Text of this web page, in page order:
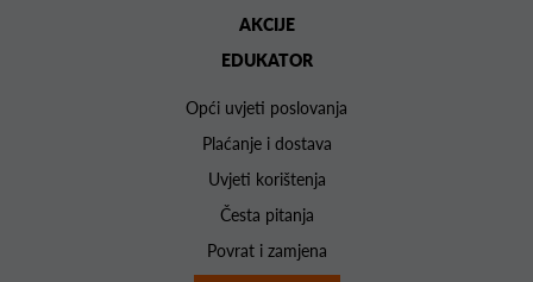
AKCIJE
EDUKATOR
Opći uvjeti poslovanja
Plaćanje i dostava
Uvjeti korištenja
Česta pitanja
Povrat i zamjena